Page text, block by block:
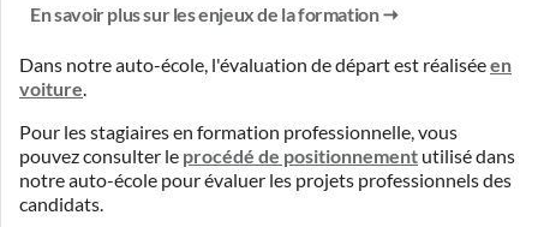
En savoir plus sur les enjeux de la formation
Dans notre auto-école, l'évaluation de départ est réaliséeen
voiture.
Pour les stagiaires en formation professionnelle, vous
pouvez consulter le procédé de positionnement utilisé dans
notre auto-école pour évaluer les projets professionnels des
candidats.